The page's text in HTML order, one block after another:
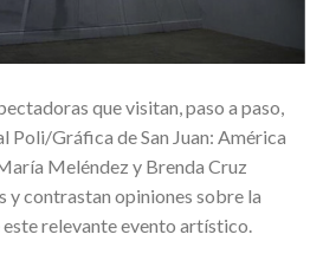
que visitan, paso a paso,
Poli/Gráfica de San Juan: América
Meléndez y Brenda Cruz
y contrastan opiniones sobre la
relevante evento artístico.